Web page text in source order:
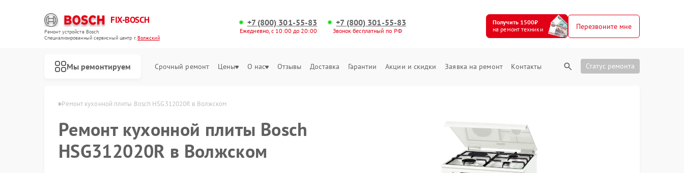
FIX-BOSCH
Ремонт устройств Bosch
Специализированный cервисный центр г.Волжский
+7 (800) 301-55-83
Ежедневно, с 10:00 до 20:00
+7 (800) 301-55-83
Звонок бесплатный по РФ
Получить 1500₽
на ремонт техники
Перезвоните мне
Мы ремонтируем Срочный ремонт Цены О нас Отзывы Доставка Гарантии Акции и скидки Заявка на ремонт Контакты Статус ремонта
Bosch в Волжском Ремонт кухонной плиты Bosch HSG312020R в Волжском
Ремонт кухонной плиты Bosch
HSG312020R в Волжском